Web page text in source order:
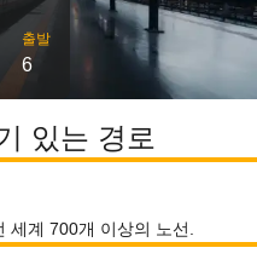
출발
6
있는 경로
계 700개 이상의 노선.